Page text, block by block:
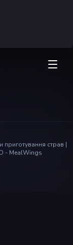
приготування страв |
- MealWings